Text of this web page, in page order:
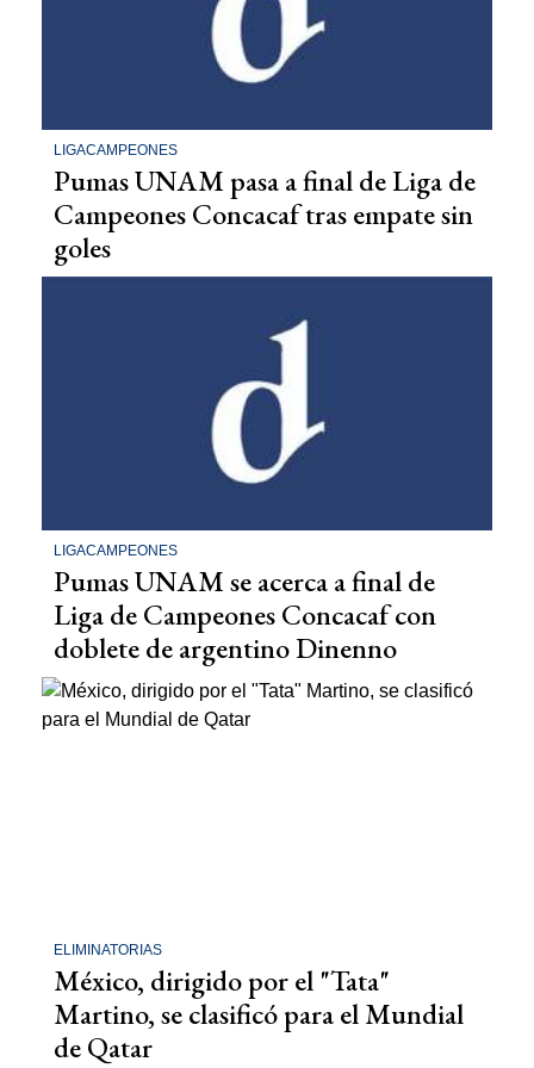
LIGACAMPEONES
Pumas UNAM pasa a final de Liga de
Campeones Concacaf tras empate sin
goles
LIGACAMPEONES
Pumas UNAM se acerca a final de
Liga de Campeones Concacaf con
doblete de argentino Dinenno
ELIMINATORIAS
México, dirigido por el "Tata"
Martino, se clasificó para el Mundial
de Qatar